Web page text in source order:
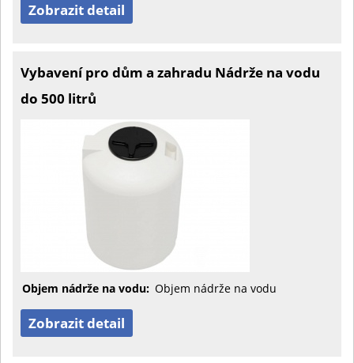
Zobrazit detail
Vybavení pro dům a zahradu Nádrže na vodu
do 500 litrů
Objem nádrže na vodu: Objem nádrže na vodu
Zobrazit detail